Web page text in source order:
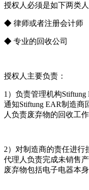
授权人必须是如下两类人
◆ 律师或者注册会计师
◆ 专业的回收公司
授权人主要负责：
1）负责管理机构
通知Stiftung EAR制造商
人负责废弃物的回收工作
2）对制造商的责任进行
代理人负责完成未销售
废弃物包括电子电器本